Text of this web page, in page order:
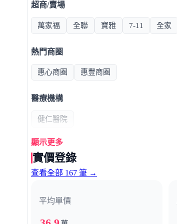
超商/賣場
萬家福 全聯 寶雅 7-11 全家
熱門商圈
惠心商圈 惠豐商圈
醫療機構
健仁醫院
政府機構
監理站
顯示更多
實價登錄
查看全部 167 筆 →
平均單價